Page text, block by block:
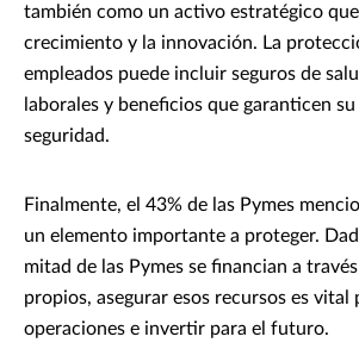
también como un activo estratégico que
crecimiento y la innovación. La
empleados puede incluir seguros de
laborales y beneficios que garanticen
seguridad.
Finalmente, el 43% de las Pymes
un elemento importante a proteger.
mitad de las Pymes se financian a
propios, asegurar esos recursos es vital
operaciones e invertir para el futuro.